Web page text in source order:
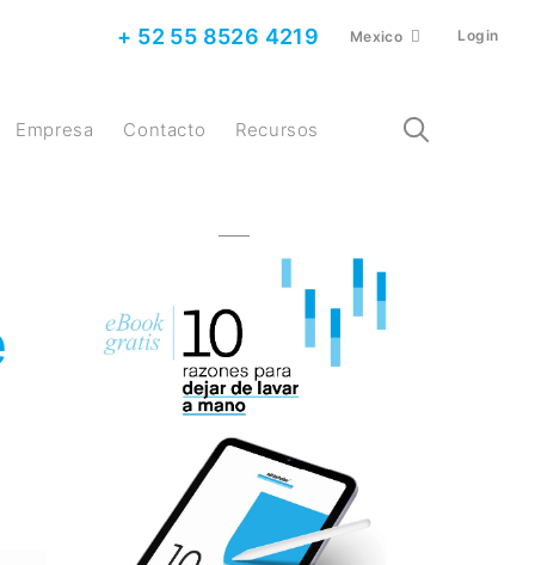
+ 52 55 8526 4219 Mexico Login
Empresa Contacto Recursos